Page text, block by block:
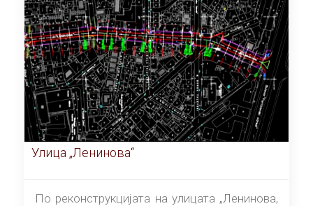
Улица „Ленинова“
По реконструкцијата на улицата „Ленинова,